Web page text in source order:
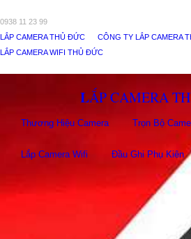
0938 11 23 99
LẮP CAMERA THỦ ĐỨC
CÔNG TY LẮP CAMERA
LẮP CAMERA WIFI THỦ ĐỨC
LẮP CAMERA
Thương Hiệu Camera Trọn Bộ
Lắp Camera Wifi Đầu Ghi Phụ Kiên